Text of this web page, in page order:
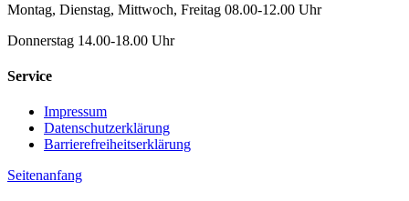
Montag, Dienstag, Mittwoch, Freitag 08.00-12.00 Uhr
Donnerstag 14.00-18.00 Uhr
Service
Impressum
Datenschutzerklärung
Barrierefreiheitserklärung
Seitenanfang